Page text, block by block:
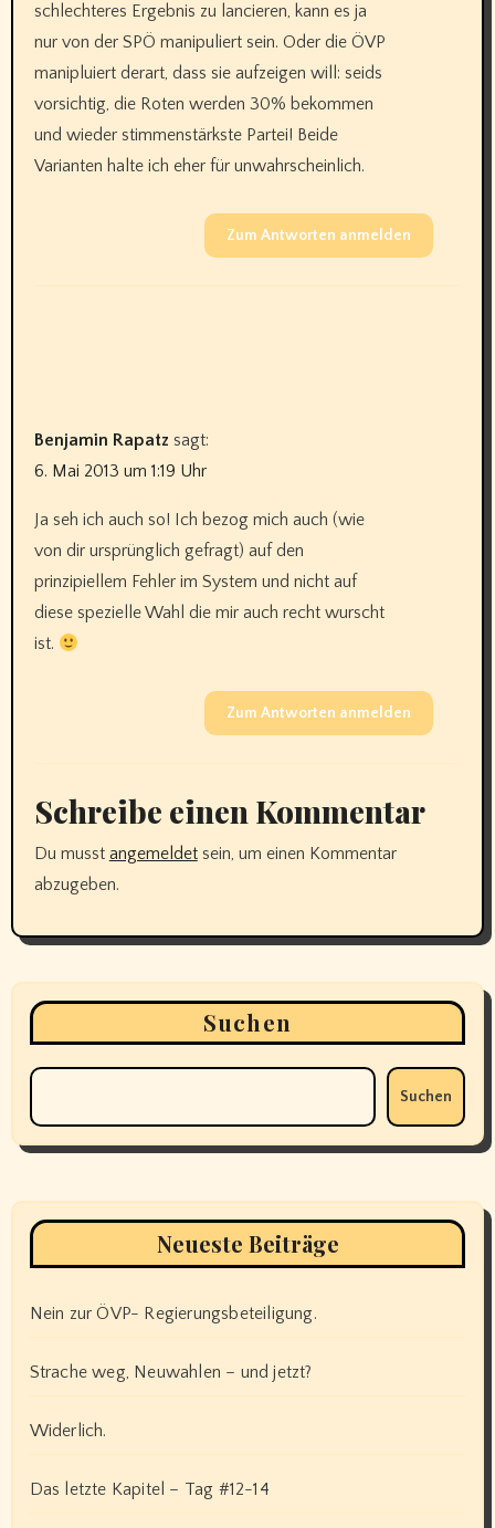
schlechteres Ergebnis zu lancieren, kann es ja
nur von der SPÖ manipuliert sein. Oder die ÖVP
manipluiert derart, dass sie aufzeigen will: seids
vorsichtig, die Roten werden 30% bekommen
und wieder stimmenstärkste Partei! Beide
Varianten halte ich eher für unwahrscheinlich.
Zum Antworten anmelden
Benjamin Rapatz sagt:
6. Mai 2013 um 1:19 Uhr
Ja seh ich auch so! Ich bezog mich auch (wie
von dir ursprünglich gefragt) auf den
prinzipiellem Fehler im System und nicht auf
diese spezielle Wahl die mir auch recht wurscht
ist.
Zum Antworten anmelden
Schreibe einen Kommentar
Du musst angemeldetsein, um einen Kommentar
abzugeben.
Suchen
Suchen
Neueste Beiträge
Nein zur ÖVP- Regierungsbeteiligung.
Strache weg, Neuwahlen – und jetzt?
Widerlich.
Das letzte Kapitel – Tag #12-14